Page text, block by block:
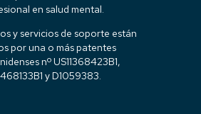
en salud mental.
y servicios de soporte están
por una o más patentes
nº US11368423B1,
y D1059383.